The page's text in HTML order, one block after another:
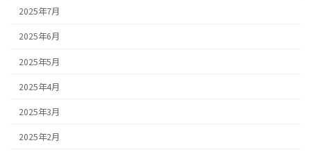
2025年7月
2025年6月
2025年5月
2025年4月
2025年3月
2025年2月